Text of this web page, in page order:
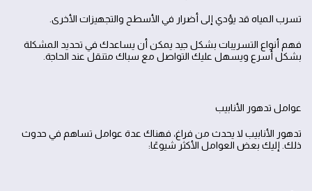
تسرب المياه قد يؤدي إلى أضرار في الأسطح والتجهيزات الأخرى.
فهم أنواع التسريبات بشكل جيد يمكن أن يساعدك في تحديد المشكلة
بشكل أسرع ويسهل عليك التواصل مع سباك متنقل عند الحاجة.
عوامل تدهور الأنابيب
تدهور الأنابيب لا يحدث من فراغ، فهناك عدة عوامل تساهم في حدوث
ذلك. إليك بعض العوامل الأكثر شيوعًا: